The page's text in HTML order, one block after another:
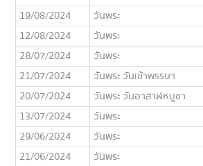
19/08/2024
วันพระ
12/08/2024
วันพระ
28/07/2024
วันพระ
21/07/2024
วันพระ วันเข้าพรรษา
20/07/2024
วันพระ วันอาสาฬหบูชา
13/07/2024
วันพระ
29/06/2024
วันพระ
21/06/2024
วันพระ